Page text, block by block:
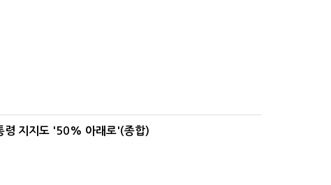
령 지지도 '50% 아래로'(종합)